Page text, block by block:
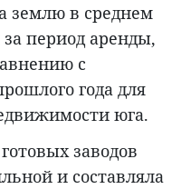
землю в среднем
период аренды,
с
года для
юга.
заводов
и составляла